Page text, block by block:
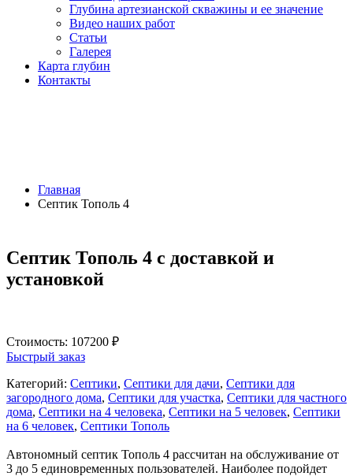
Глубина артезианской скважины и ее значение
Видео наших работ
Статьи
Галерея
Карта глубин
Контакты
Главная
Септик Тополь 4
Септик Тополь 4 с доставкой и
установкой
Стоимость: 107200 ₽
Быстрый заказ
Категорий: Септики, Септики для дачи, Септики для
загородного дома, Септики для участка, Септики для частного
дома, Септики на 4 человека, Септики на 5 человек, Септики
на 6 человек, Септики Тополь
Автономный септик Тополь 4 рассчитан на обслуживание от
3 до 5 единовременных пользователей. Наиболее подойдет